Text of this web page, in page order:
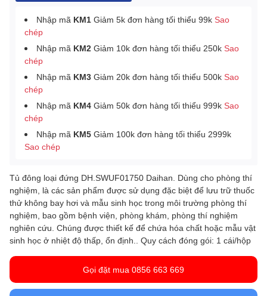
Nhập mã KM1 Giảm 5k đơn hàng tối thiểu 99k Sao
chép
Nhập mã KM2 Giảm 10k đơn hàng tối thiểu 250k Sao
chép
Nhập mã KM3 Giảm 20k đơn hàng tối thiểu 500k Sao
chép
Nhập mã KM4 Giảm 50k đơn hàng tối thiểu 999k Sao
chép
Nhập mã KM5 Giảm 100k đơn hàng tối thiểu 2999k
Sao chép
Tủ đông loại đứng DH.SWUF01750 Daihan. Dùng cho phòng thí
nghiệm, là các sản phẩm được sử dụng đặc biệt để lưu trữ thuốc
thử không bay hơi và mẫu sinh học trong môi trường phòng thí
nghiệm, bao gồm bệnh viện, phòng khám, phòng thí nghiệm
nghiên cứu. Chúng được thiết kế để chứa hóa chất hoặc mẫu vật
sinh học ở nhiệt độ thấp, ổn định.. Quy cách đóng gói: 1 cái/hộp
Gọi đặt mua 0856 663 669